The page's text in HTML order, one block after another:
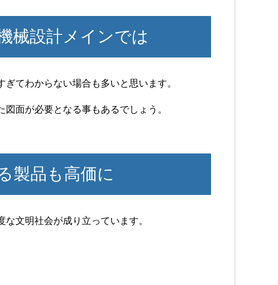
械設計メインでは
てわからない場合も多いと思います。
面が必要となる事もあるでしょう。
製品も高価に
文明社会が成り立っています。